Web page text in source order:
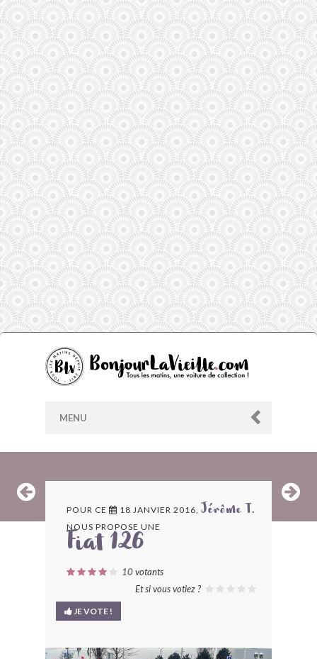
MENU
ARCHIVES
LES CONTRIBUTEURS
LE BLOG
BONJOURLAVIEILLE ?
POUR CE 18 JANVIER 2016, Jérôme T.
NOUS PROPOSE UNE
Fiat 126
10votants
Et si vous votiez ?
JE VOTE !